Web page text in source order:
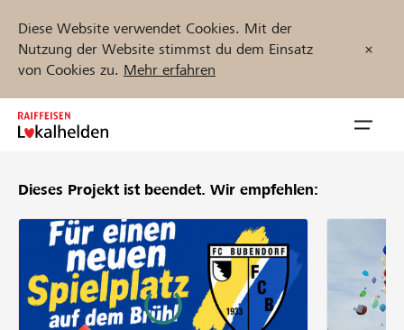
Diese Website verwendet Cookies. Mit der
Nutzung der Website stimmst du dem Einsatz
von Cookies zu. Mehr erfahren
Zum
Inhalt
Projekte und Organisationen finden
Dieses Projekt ist beendet. Wir empfehlen: